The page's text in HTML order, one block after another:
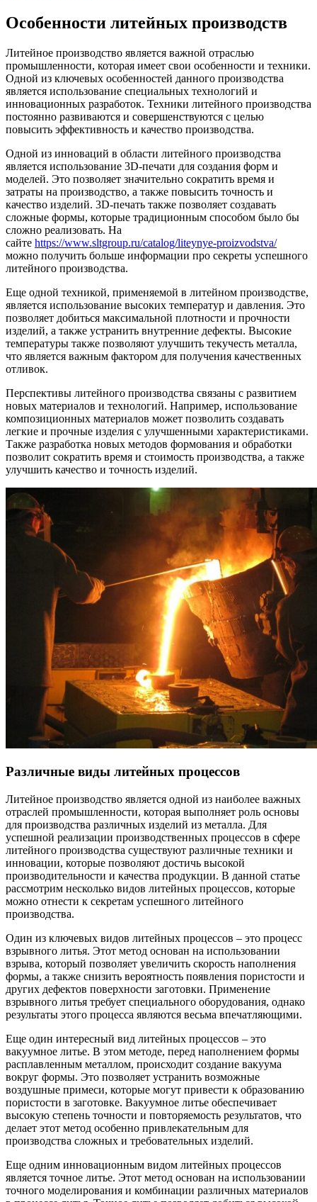
Особенности литейных производств
Литейное производство является важной отраслью
промышленности, которая имеет свои особенности и техники.
Одной из ключевых особенностей данного производства
является использование специальных технологий и
инновационных разработок. Техники литейного производства
постоянно развиваются и совершенствуются с целью
повысить эффективность и качество производства.
Одной из инноваций в области литейного производства
является использование 3D-печати для создания форм и
моделей. Это позволяет значительно сократить время и
затраты на производство, а также повысить точность и
качество изделий. 3D-печать также позволяет создавать
сложные формы, которые традиционным способом было бы
сложно реализовать. На
сайте https://www.sltgroup.ru/catalog/liteynye-proizvodstva/
можно получить больше информации про секреты успешного
литейного производства.
Еще одной техникой, применяемой в литейном производстве,
является использование высоких температур и давления. Это
позволяет добиться максимальной плотности и прочности
изделий, а также устранить внутренние дефекты. Высокие
температуры также позволяют улучшить текучесть металла,
что является важным фактором для получения качественных
отливок.
Перспективы литейного производства связаны с развитием
новых материалов и технологий. Например, использование
композиционных материалов может позволить создавать
легкие и прочные изделия с улучшенными характеристиками.
Также разработка новых методов формования и обработки
позволит сократить время и стоимость производства, а также
улучшить качество и точность изделий.
Различные виды литейных процессов
Литейное производство является одной из наиболее важных
отраслей промышленности, которая выполняет роль основы
для производства различных изделий из металла. Для
успешной реализации производственных процессов в сфере
литейного производства существуют различные техники и
инновации, которые позволяют достичь высокой
производительности и качества продукции. В данной статье
рассмотрим несколько видов литейных процессов, которые
можно отнести к секретам успешного литейного
производства.
Один из ключевых видов литейных процессов – это процесс
взрывного литья. Этот метод основан на использовании
взрыва, который позволяет увеличить скорость наполнения
формы, а также снизить вероятность появления пористости и
других дефектов поверхности заготовки. Применение
взрывного литья требует специального оборудования, однако
результаты этого процесса являются весьма впечатляющими.
Еще один интересный вид литейных процессов – это
вакуумное литье. В этом методе, перед наполнением формы
расплавленным металлом, происходит создание вакуума
вокруг формы. Это позволяет устранить возможные
воздушные примеси, которые могут привести к образованию
пористости в заготовке. Вакуумное литье обеспечивает
высокую степень точности и повторяемость результатов, что
делает этот метод особенно привлекательным для
производства сложных и требовательных изделий.
Еще одним инновационным видом литейных процессов
является точное литье. Этот метод основан на использовании
точного моделирования и комбинации различных материалов